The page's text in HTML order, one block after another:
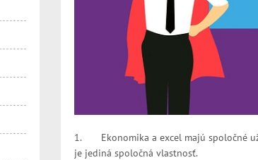
1. Ekonomika a excel majú spoločné už
je jediná spoločná vlastnosť.